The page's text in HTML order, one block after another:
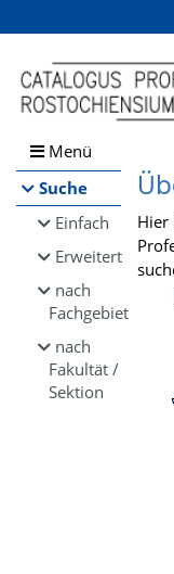
Browsen
direkt zum Inhalt
Menü
Suche
Einfach
Erweitert
nach
Fachgebiet
nach
Fakultät /
Sektion
Hier